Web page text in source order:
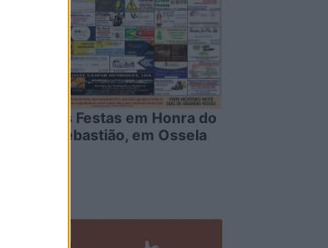
Grandiosas Festas em Honra do
Mártir S. Sebastião, em Ossela